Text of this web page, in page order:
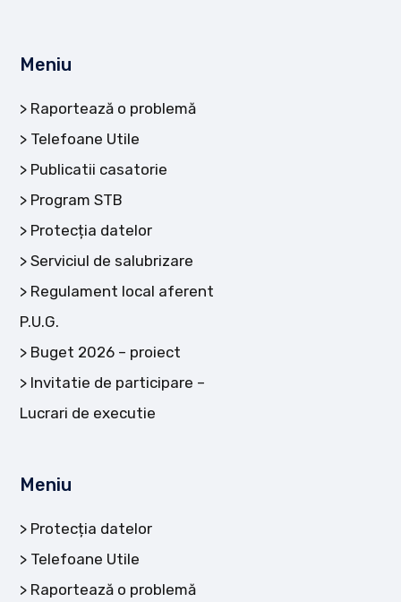
Meniu
Raportează o problemă
Telefoane Utile
Publicatii casatorie
Program STB
Protecția datelor
Serviciul de salubrizare
Regulament local aferent
P.U.G.
Buget 2026 – proiect
Invitatie de participare –
Lucrari de executie
Meniu
Protecția datelor
Telefoane Utile
Raportează o problemă